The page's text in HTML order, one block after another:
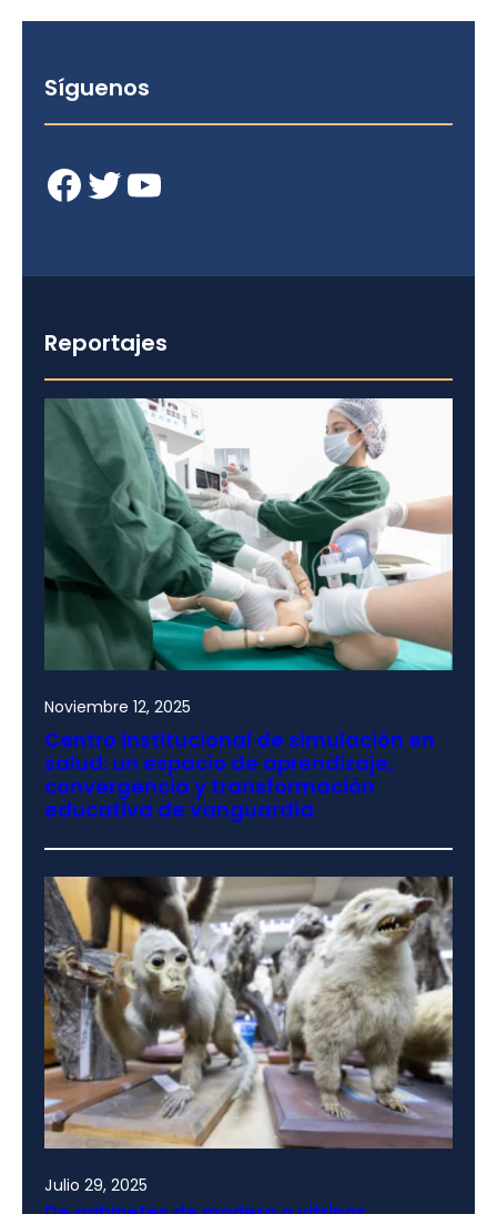
Síguenos
Facebook Twitter YouTube
Reportajes
Noviembre 12, 2025
Centro institucional de simulación en
salud: un espacio de aprendizaje,
convergencia y transformación
educativa de vanguardia
Julio 29, 2025